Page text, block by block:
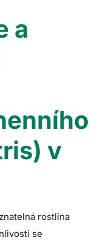
a
v
rostlina
se